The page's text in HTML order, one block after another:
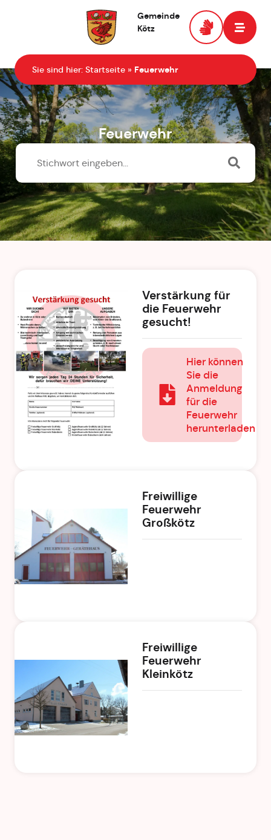
Gemeinde
Kötz
Sie sind hier: Startseite » Feuerwehr
Feuerwehr
Verstärkung für
die Feuerwehr
gesucht!
Hier können
Sie die
Anmeldung
für die
Feuerwehr
herunterladen
Freiwillige
Feuerwehr
Großkötz
Freiwillige
Feuerwehr
Kleinkötz